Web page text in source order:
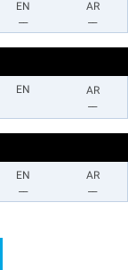
EN
AR
EN
AR
EN
AR